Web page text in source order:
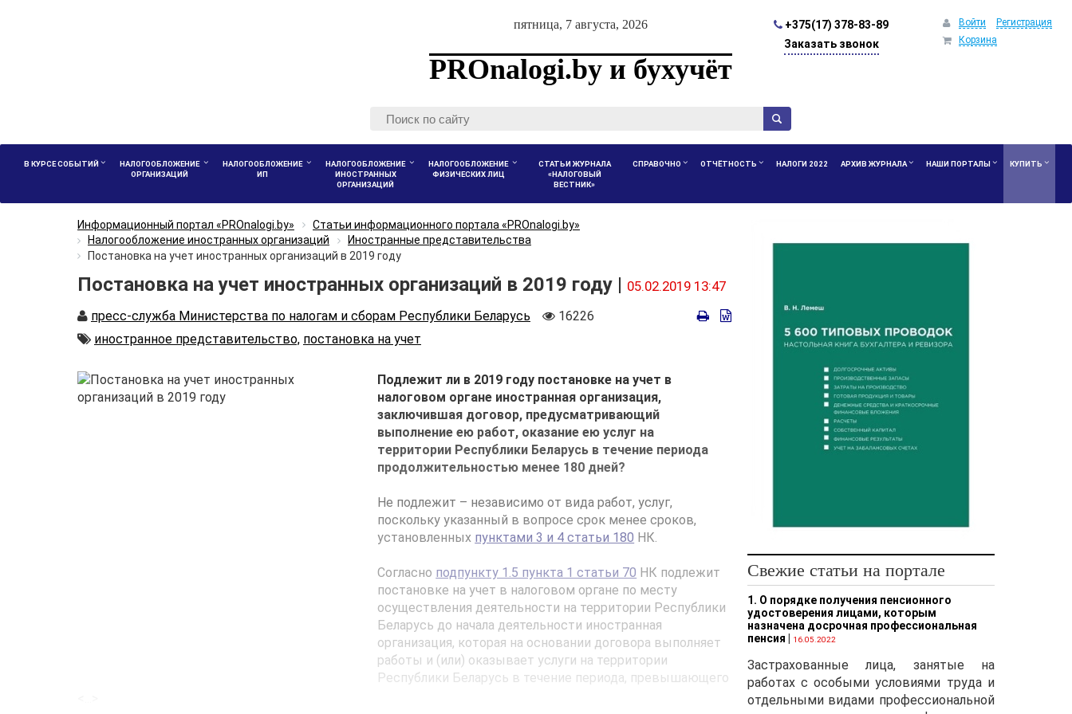
пятница, 7 августа, 2026
PROnalogi.by и бухучёт
+375(17) 378-83-89
Заказать звонок
Войти
Регистрация
Корзина
В КУРСЕ СОБЫТИЙ
НАЛОГООБЛОЖЕНИЕ
ОРГАНИЗАЦИЙ
НАЛОГООБЛОЖЕНИЕ
ИП
НАЛОГООБЛОЖЕНИЕ
ИНОСТРАННЫХ
ОРГАНИЗАЦИЙ
НАЛОГООБЛОЖЕНИЕ
ФИЗИЧЕСКИХ ЛИЦ
СТАТЬИ ЖУРНАЛА
«НАЛОГОВЫЙ
ВЕСТНИК»
СПРАВОЧНО ОТЧЁТНОСТЬ НАЛОГИ 2022 АРХИВ ЖУРНАЛА НАШИ ПОРТАЛЫ КУПИТЬ
Информационный портал «PROnalogi.by»
Статьи информационного портала «PROnalogi.by»
Налогообложение иностранных организаций
Иностранные представительства
Постановка на учет иностранных организаций в 2019 году
Постановка на учет иностранных организаций в 2019 году | 05.02.2019 13:47
Автор
пресс-служба Министерства по налогам и сборам Республики Беларусь
Количество
16226
Автор
иностранное представительство, постановка на учет
Подлежит ли в 2019 году постановке на учет в
налоговом органе иностранная организация,
заключившая договор, предусматривающий
выполнение ею работ, оказание ею услуг на
территории Республики Беларусь в течение периода
продолжительностью менее 180 дней?
Не подлежит – независимо от вида работ, услуг,
поскольку указанный в вопросе срок менее сроков,
установленных пунктами 3 и 4 статьи 180 НК.
Согласно подпункту 1.5 пункта 1 статьи 70 НК подлежит
постановке на учет в налоговом органе по месту
осуществления деятельности на территории Республики
Беларусь до начала деятельности иностранная
организация, которая на основании договора выполняет
работы и (или) оказывает услуги на территории
Республики Беларусь в течение периода, превышающего
Свежие статьи на портале
1. О порядке получения пенсионного
удостоверения лицами, которым
назначена досрочная профессиональная
пенсия
16.05.2022
Застрахованные лица, занятые на
работах с особыми условиями труда и
отдельными видами профессиональной